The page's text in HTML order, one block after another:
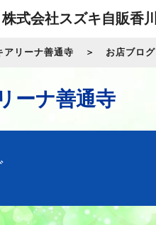
株式会社スズキ自販香川
アリーナ善通寺 お店ブログ
ーナ善通寺